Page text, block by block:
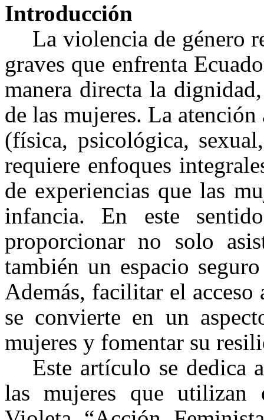
Introducción
La violencia de género
graves que enfrenta
manera directa la
de las mujeres. La atención
(física, psicológica,
requiere enfoques
de experiencias que las
infancia. En este
proporcionar no solo
también un espacio
Además, facilitar el
se convierte en un
mujeres y fomentar su
Este artículo se dedica
las mujeres que utilizan